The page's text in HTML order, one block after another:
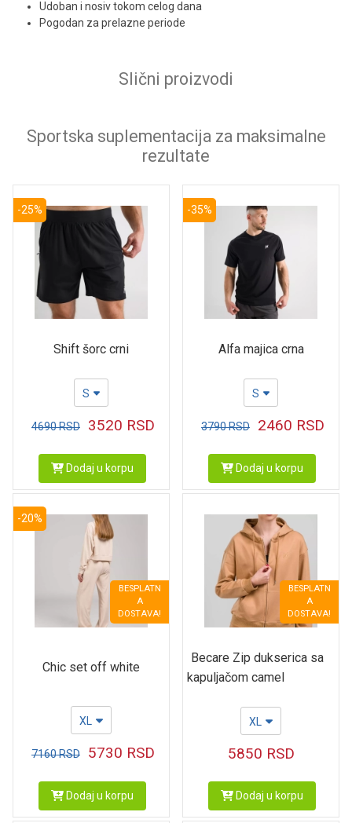
Udoban i nosiv tokom celog dana
Pogodan za prelazne periode
Slični proizvodi
Sportska suplementacija za maksimalne
rezultate
-25%
Shift šorc crni
S
4690RSD 3520 RSD
Dodaj u korpu
-35%
Alfa majica crna
S
3790RSD 2460 RSD
Dodaj u korpu
BESPLATN
A
DOSTAVA!
-20%
Chic set off white
XL
7160RSD 5730 RSD
Dodaj u korpu
BESPLATN
A
DOSTAVA!
Becare Zip dukserica sa
kapuljačom camel
XL
5850 RSD
Dodaj u korpu